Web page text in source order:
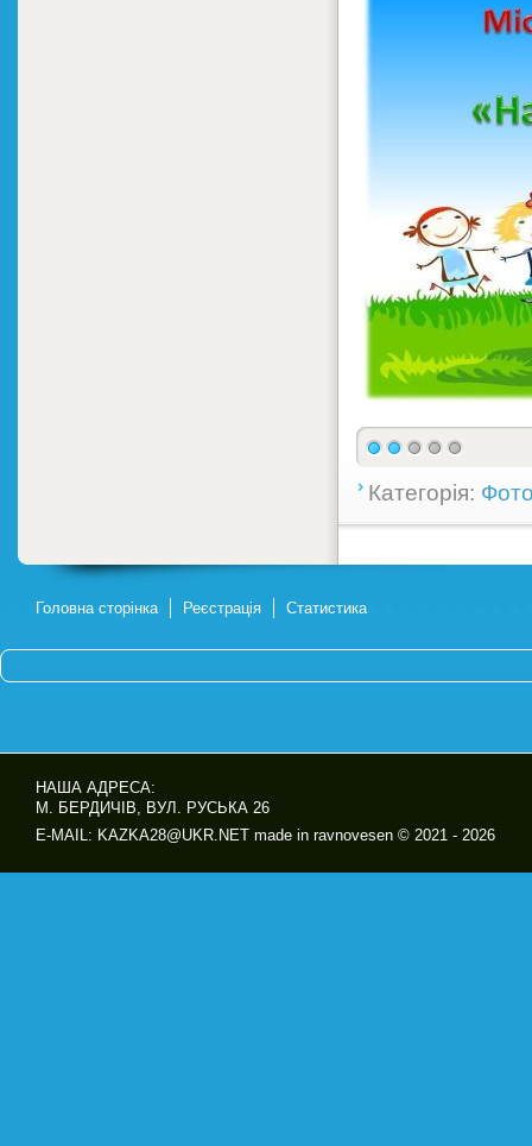
Категорія:
Головна сторінка Реєстрація Статистика
НАША АДРЕСА:
М. БЕРДИЧІВ, ВУЛ. РУСЬКА 26
E-MAIL: KAZKA28@UKR.NET made in ravnovesen © 2021 - 2026